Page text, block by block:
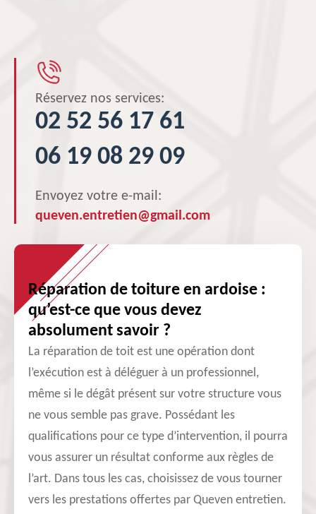
Réservez nos services:
02 52 56 17 61
06 19 08 29 09
Envoyez votre e-mail:
queven.entretien@gmail.com
Réparation de toiture en ardoise :
qu’est-ce que vous devez
absolument savoir ?
La réparation de toit est une opération dont
l’exécution est à déléguer à un professionnel,
même si le dégât présent sur votre structure vous
ne vous semble pas grave. Possédant les
qualifications pour ce type d’intervention, il pourra
vous assurer un résultat conforme aux règles de
l’art. Dans tous les cas, choisissez de vous tourner
vers les prestations offertes par Queven entretien.